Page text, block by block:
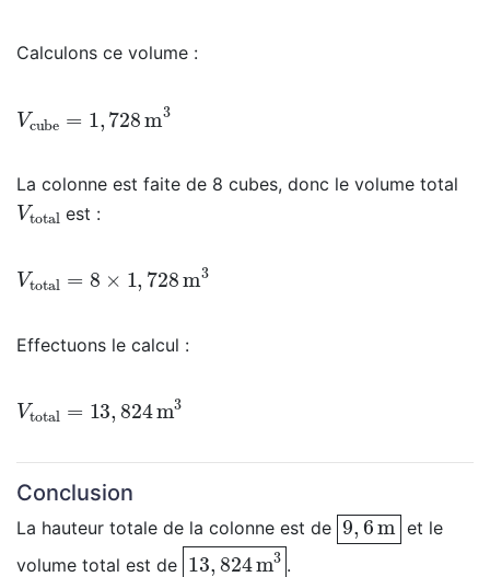
Calculons ce volume :
Vcube =1 728 m3
La colonne est faite de 8 cubes, donc le volume total
Vtotalest :
Vtotal =8 × 1, 728m 3
Effectuons le calcul :
Vtotal 13 824 m3
Conclusion
La hauteur totale de la colonne est de 9,6m
et le
volume total est de 13,824m3.